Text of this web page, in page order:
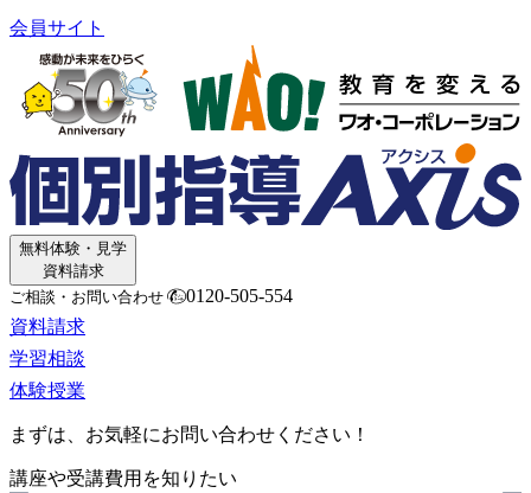
会員サイト
無料体験・見学
資料請求
ご相談・お問い合わせ
0120-505-554
資料請求
学習相談
体験授業
まずは、お気軽にお問い合わせください！
講座や受講費用を知りたい